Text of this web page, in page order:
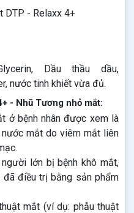
DTP - Relaxx 4+
Dầu thầu dầu,
nước tinh khiết vừa đủ.
- Nhũ Tương nhỏ mắt:
ở bệnh nhân được xem là
mắt do viêm mắt liên
lớn bị bệnh khô mắt,
điều trị bằng sản phẩm
mắt (ví dụ: phẫu thuật